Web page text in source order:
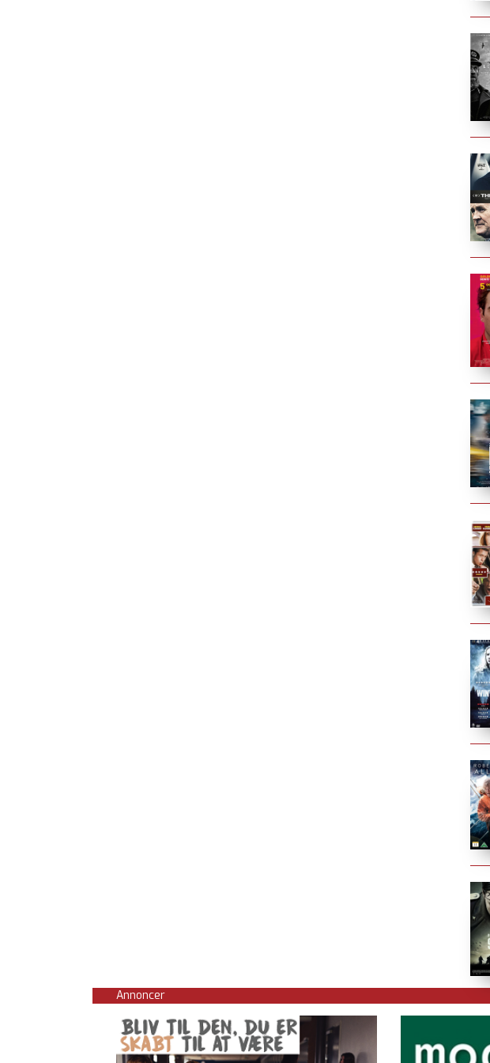
Annoncer